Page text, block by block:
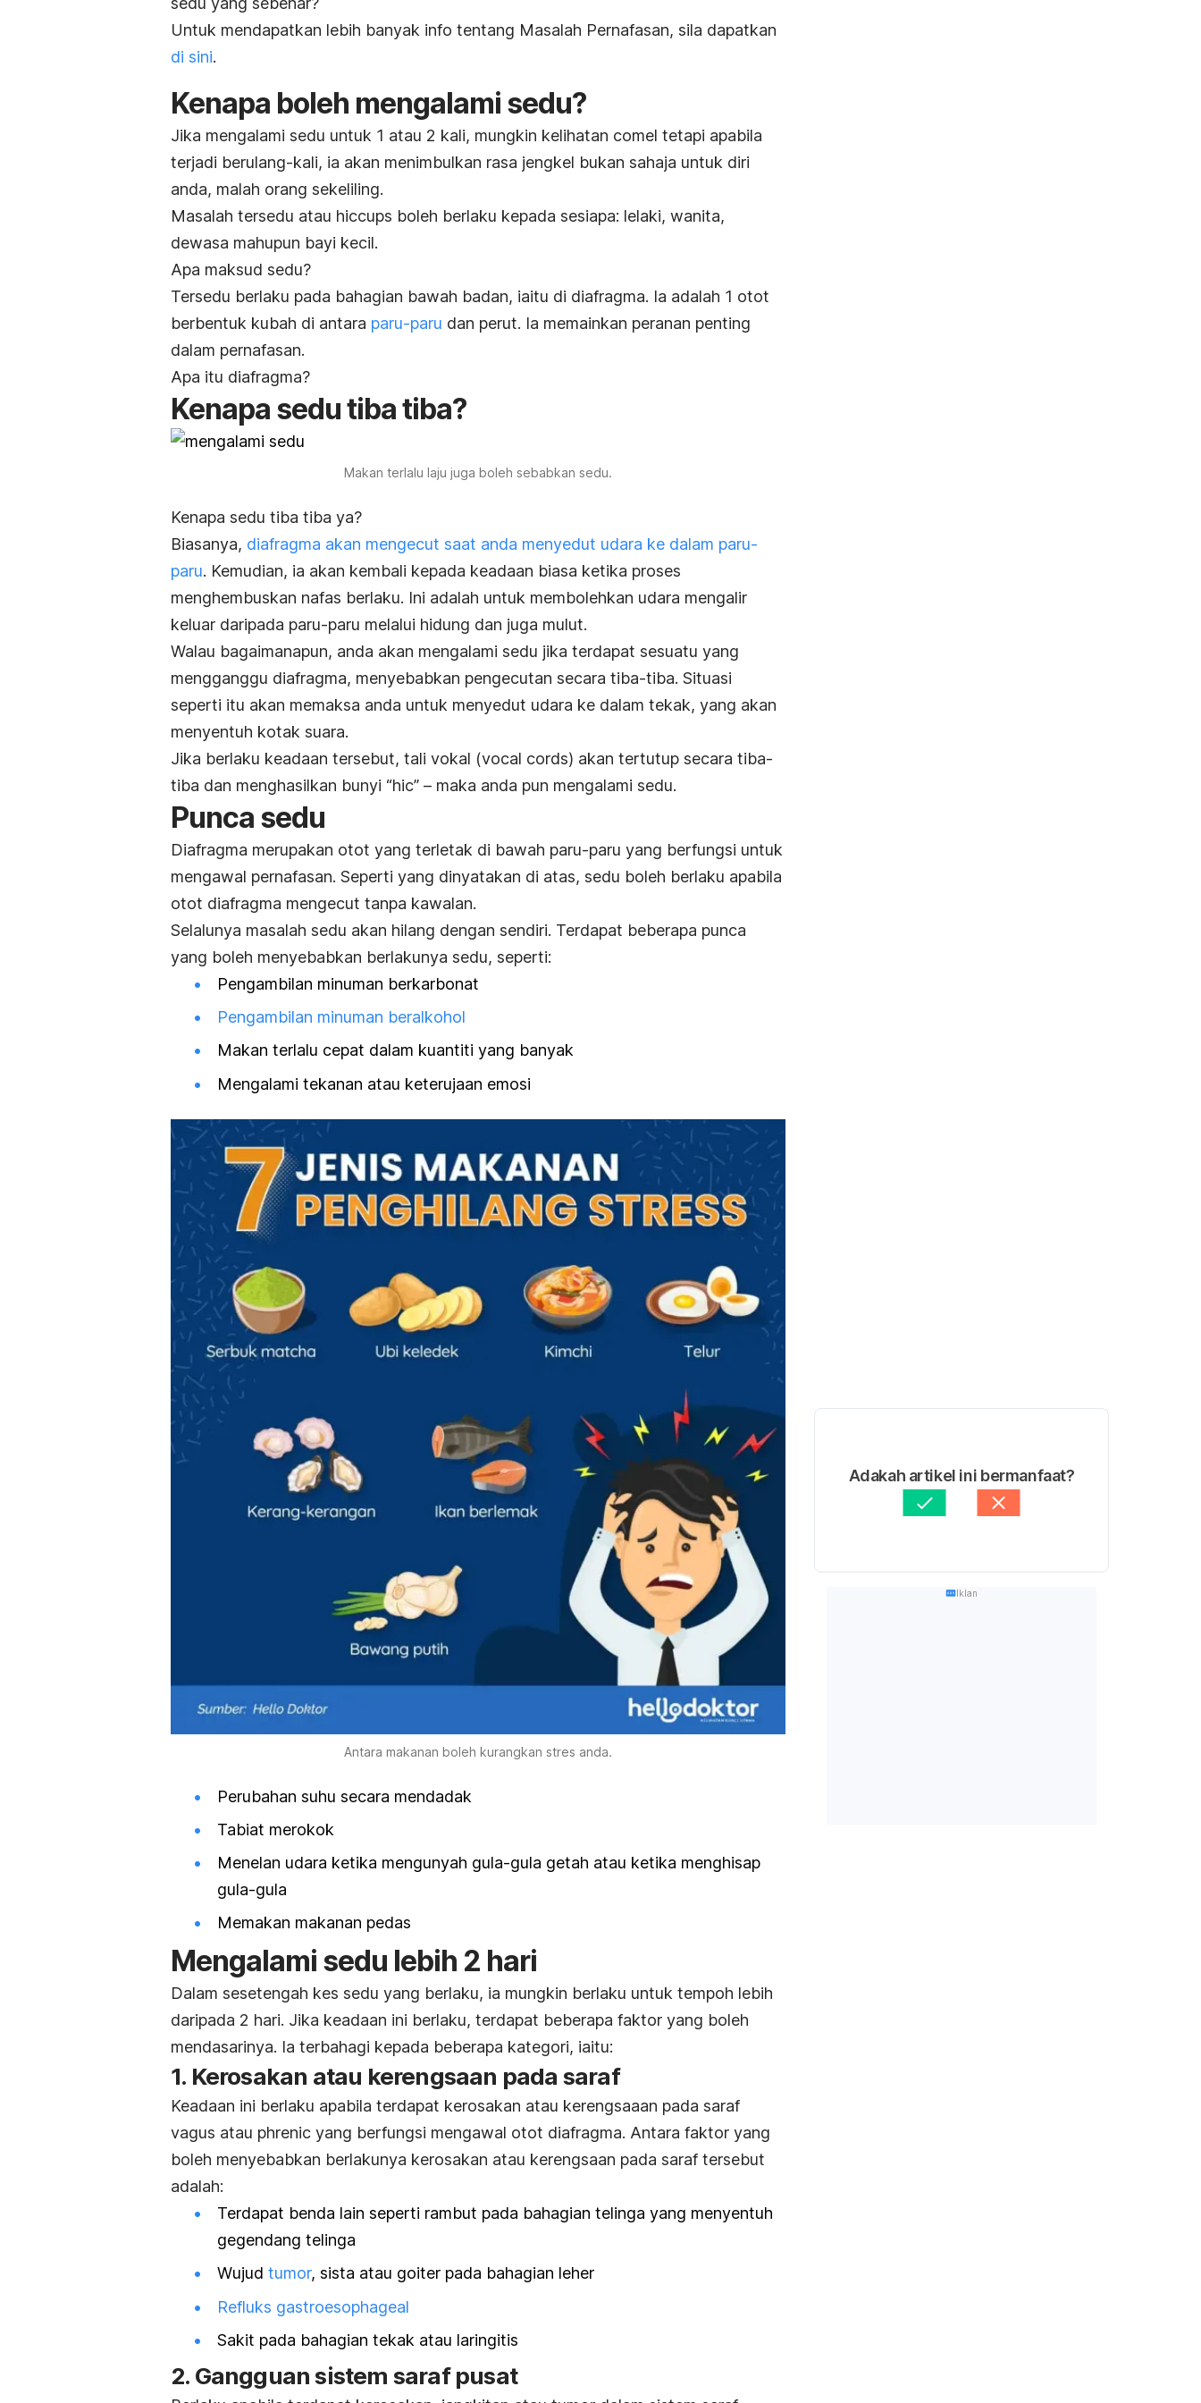
Untuk mendapatkan lebih banyak info tentang Masalah Pernafasan, sila dapatkan
di sini.
Kenapa boleh mengalami sedu?
Jika mengalami sedu untuk 1 atau 2 kali, mungkin kelihatan comel tetapi apabila
terjadi berulang-kali, ia akan menimbulkan rasa jengkel bukan sahaja untuk diri
anda, malah orang sekeliling.
Masalah tersedu atau hiccups boleh berlaku kepada sesiapa: lelaki, wanita,
dewasa mahupun bayi kecil.
Apa maksud sedu?
Tersedu berlaku pada bahagian bawah badan, iaitu di diafragma. Ia adalah 1 otot
berbentuk kubah di antara paru-paru dan perut. Ia memainkan peranan penting
dalam pernafasan.
Apa itu diafragma?
Kenapa sedu tiba tiba?
Makan terlalu laju juga boleh sebabkan sedu.
Kenapa sedu tiba tiba ya?
Biasanya, diafragma akan mengecut saat anda menyedut udara ke dalam paru-
paru. Kemudian, ia akan kembali kepada keadaan biasa ketika proses
menghembuskan nafas berlaku. Ini adalah untuk membolehkan udara mengalir
keluar daripada paru-paru melalui hidung dan juga mulut.
Walau bagaimanapun, anda akan mengalami sedu jika terdapat sesuatu yang
mengganggu diafragma, menyebabkan pengecutan secara tiba-tiba. Situasi
seperti itu akan memaksa anda untuk menyedut udara ke dalam tekak, yang akan
menyentuh kotak suara.
Jika berlaku keadaan tersebut, tali vokal (vocal cords) akan tertutup secara tiba-
tiba dan menghasilkan bunyi “hic” – maka anda pun mengalami sedu.
Punca sedu
Diafragma merupakan otot yang terletak di bawah paru-paru yang berfungsi untuk
mengawal pernafasan. Seperti yang dinyatakan di atas, sedu boleh berlaku apabila
otot diafragma mengecut tanpa kawalan.
Selalunya masalah sedu akan hilang dengan sendiri. Terdapat beberapa punca
yang boleh menyebabkan berlakunya sedu, seperti:
Pengambilan minuman berkarbonat
Pengambilan minuman beralkohol
Makan terlalu cepat dalam kuantiti yang banyak
Mengalami tekanan atau keterujaan emosi
Antara makanan boleh kurangkan stres anda.
Perubahan suhu secara mendadak
Tabiat merokok
Menelan udara ketika mengunyah gula-gula getah atau ketika menghisap
gula-gula
Memakan makanan pedas
Mengalami sedu lebih 2 hari
Dalam sesetengah kes sedu yang berlaku, ia mungkin berlaku untuk tempoh lebih
daripada 2 hari. Jika keadaan ini berlaku, terdapat beberapa faktor yang boleh
mendasarinya. Ia terbahagi kepada beberapa kategori, iaitu:
1. Kerosakan atau kerengsaan pada saraf
Keadaan ini berlaku apabila terdapat kerosakan atau kerengsaaan pada saraf
vagus atau phrenic yang berfungsi mengawal otot diafragma. Antara faktor yang
boleh menyebabkan berlakunya kerosakan atau kerengsaan pada saraf tersebut
adalah:
Terdapat benda lain seperti rambut pada bahagian telinga yang menyentuh
gegendang telinga
Wujud tumor, sista atau goiter pada bahagian leher
Refluks gastroesophageal
Sakit pada bahagian tekak atau laringitis
2. Gangguan sistem saraf pusat
Adakah artikel ini bermanfaat?
Iklan